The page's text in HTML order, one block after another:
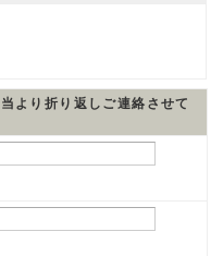
より折り返しご連絡させて